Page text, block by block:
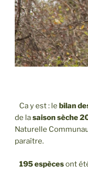
Ca y est : le bilan
de lasaison sèche
Naturelle
paraître.
195 espècesont